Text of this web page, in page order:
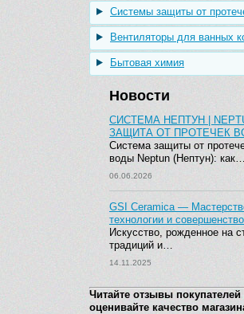
Системы защиты от
Вентиляторы для ванных
Бытовая химия
Новости
СИСТЕМА НЕПТУН |
ЗАЩИТА ОТ ПРОТЕЧЕК
Система защиты от
воды Neptun (Нептун): как…
06.06.2026
GSI Ceramica —
технологии и
Искусство, рожденное на
традиций и…
14.11.2025
Читайте отзывы покупателей
оценивайте качество